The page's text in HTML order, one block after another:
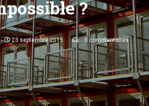
?
23 septembre 2015 0 commentaires